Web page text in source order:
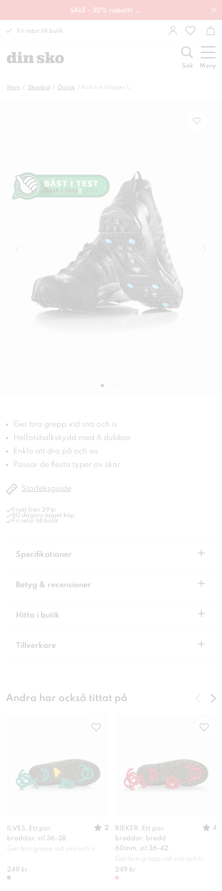
SALE - 30% rabatt! →
Fri retur till butik
Sök Meny
Hem Skovård Övrigt Kvill Ice Gripper L
Ger bra grepp vid snö och is
Helfotshalkskydd med 6 dubbar
Enkla att dra på och av
Passar de flesta typer av skor
Storleksguide
Frakt från 39 kr
60 dagars öppet köp
Fri retur till butik
Specifikationer +
Betyg & recensioner +
Hitta i butik +
Tillverkare +
Andra har också tittat på
ILVES, Ett par
broddar, stl 36-38
2
Ger bra grepp vid snö och is
249 kr
RIEKER, Ett par
broddar, bredd
60mm, stl 36-42
4
Ger bra grepp vid snö och is
249 kr